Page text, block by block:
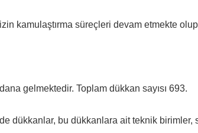
kamulaştırma süreçleri devam etmekte
gelmektedir. Toplam dükkan sayısı 693.
dükkanlar, bu dükkanlara ait teknik